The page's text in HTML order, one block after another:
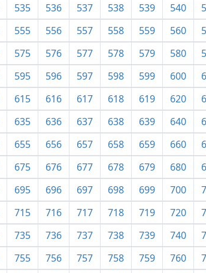
535 536 537 538 539 540
555 556 557 558 559 560
575 576 577 578 579 580
595 596 597 598 599 600
615 616 617 618 619 620
635 636 637 638 639 640
655 656 657 658 659 660
675 676 677 678 679 680
695 696 697 698 699 700
715 716 717 718 719 720
735 736 737 738 739 740
755 756 757 758 759 760